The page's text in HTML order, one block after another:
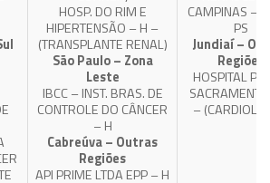
HOSP. DO RIM E
HIPERTENSÃO – H –
(TRANSPLANTE RENAL)
São Paulo – Zona
Leste
IBCC – INST. BRAS. DE
CONTROLE DO CÂNCER
– H
Cabreúva – Outras
Regiões
API PRIME LTDA EPP – H
CAMPINAS –
PS
Jundiaí –
Regiões
HOSPITAL
–